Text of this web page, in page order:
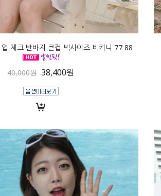
체크 반바지 큰컵 빅사이즈 비키니 77 88
40,000원 38,400원